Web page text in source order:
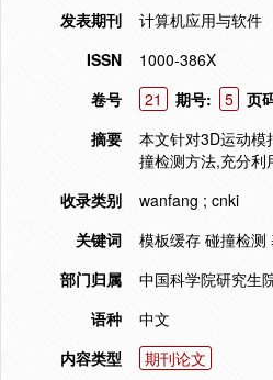
发表期刊
计算机应用与软件
ISSN
1000-386X
卷号
21 期号: 5 页
摘要
本文针对3D运动
撞检测方法,充分利
收录类别
wanfang ; cnki
关键词
模板缓存 碰撞检
部门归属
中国科学院研究生
语种
中文
内容类型
期刊论文